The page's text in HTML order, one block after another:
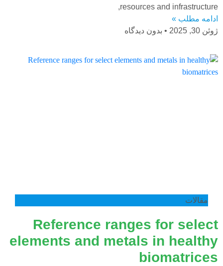
resources and infrastructure,
ادامه مطلب »
ژوئن 30, 2025
بدون دیدگاه
مقالات
Reference ranges for select
elements and metals in healthy
biomatrices